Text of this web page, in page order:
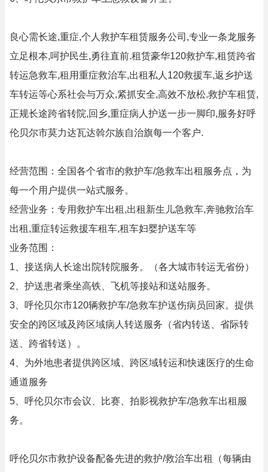
良心需长途,重症,个人救护车租赁服务公司,专业一条龙服务
立足根本,呵护民生,勇往直前.租赁豪华120救护车,租赁跨省
转运急救车,租用重症救治车,出租私人120救援车,返乡护送
车转运等心系社会与万众,紧抓安全,高效不放松.救护车租赁,
正规长途跨省转院,回乡,重症病人护送一步一脚印,服务好呼
伦贝尔市莫力达瓦达斡尔族自治旗每一个客户.
经营范围：全国各个省市的救护车/急救车出租服务点，为
每一个用户提供一站式服务。
经营业务：专用救护车出租,出租新生儿急救车,奔驰救治车
出租,重症转运救援车租车,租车妇婴护送车等
业务范围：
1、接送病人长途出院转院服务。（各大城市转运无省份）
2、护送患者乘坐高铁、飞机等接站和送站服务。
3、呼伦贝尔市120辆救护车/急救车护送伤病员回家。提供
安全的跨区域及跨区域病人转送服务（省内转送、省际转
送、跨省转送）。
4、为外地患者提供跨区域、跨区域转运和快速医疗的生命
通道服务
5、呼伦贝尔市会议、比赛、拍影视救护车/急救车出租服
务。
呼伦贝尔市救护设备配备先进的救护/救治车出租（每辆由